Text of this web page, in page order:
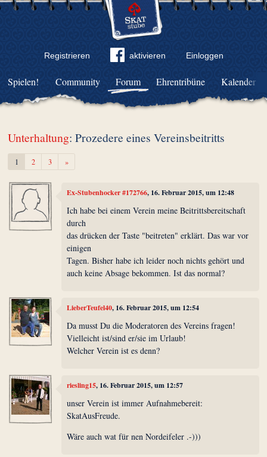
Registrieren aktivieren Einloggen
Community Forum Ehrentribüne Kalender
Spielen!
Unterhaltung: Prozedere eines Vereinsbeitritts
1 2 3 »Weiter
Ex-Stubenhocker #172766, 16. Februar 2015, um 12:48
Ich habe bei einem Verein meine Beitrittsbereitschaft
durch
das drücken der Taste "beitreten" erklärt. Das war vor
einigen
Tagen. Bisher habe ich leider noch nichts gehört und
auch keine Absage bekommen. Ist das normal?
LieberTeufel40, 16. Februar 2015, um 12:54
Da musst Du die Moderatoren des Vereins fragen!
Vielleicht ist/sind er/sie im Urlaub!
Welcher Verein ist es denn?
riesling15, 16. Februar 2015, um 12:57
unser Verein ist immer Aufnahmebereit:
SkatAusFreude.
Wäre auch wat für nen Nordeifeler .-)))